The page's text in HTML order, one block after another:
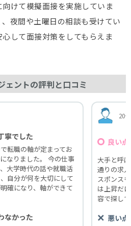
けて模擬面接を実施していま
夜間や土曜日の相談も受けてい
して面接対策をしてもらえま
ェントの評判と口コミ
寧でした
転職の軸が定まってお
なりました。 今の仕事
大学時代の話や就職活
自分が何を大切にして
確になり、軸ができて
なかった
20
良い点
大手と呼
通りの求
スポンス
は上昇だ
容で探し
悪い点